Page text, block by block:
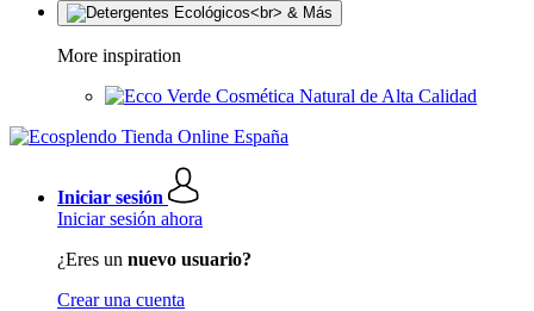
More inspiration
Cosmética Natural de Alta Calidad
Iniciar sesión
Iniciar sesión ahora
¿Eres un nuevo usuario?
Crear una cuenta